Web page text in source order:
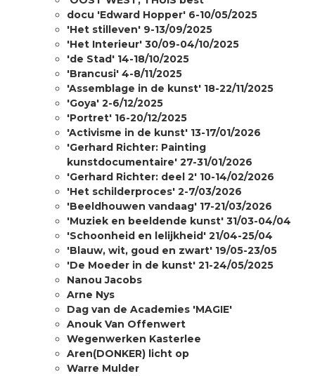
docu 'Edward Hopper' 6-10/05/2025
'Het stilleven' 9-13/09/2025
'Het Interieur' 30/09-04/10/2025
'de Stad' 14-18/10/2025
'Brancusi' 4-8/11/2025
'Assemblage in de kunst' 18-22/11/2025
'Goya' 2-6/12/2025
'Portret' 16-20/12/2025
'Activisme in de kunst' 13-17/01/2026
'Gerhard Richter: Painting
kunstdocumentaire' 27-31/01/2026
'Gerhard Richter: deel 2' 10-14/02/2026
'Het schilderproces' 2-7/03/2026
'Beeldhouwen vandaag' 17-21/03/2026
'Muziek en beeldende kunst' 31/03-04/04
'Schoonheid en lelijkheid' 21/04-25/04
'Blauw, wit, goud en zwart' 19/05-23/05
'De Moeder in de kunst' 21-24/05/2025
Nanou Jacobs
Arne Nys
Dag van de Academies 'MAGIE'
Anouk Van Offenwert
Wegenwerken Kasterlee
Aren(DONKER) licht op
Warre Mulder